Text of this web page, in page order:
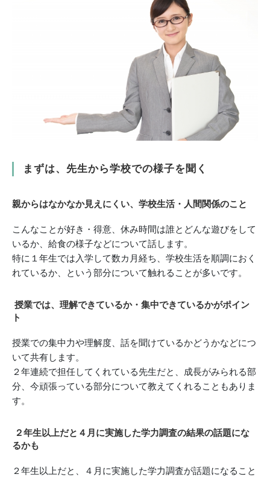
まずは、先生から学校での様子を聞く
親からはなかなか見えにくい、学校生活・人間関係のこと
こんなことが好き・得意、休み時間は誰とどんな遊びをして
いるか、給食の様子などについて話します。
特に１年生では入学して数カ月経ち、学校生活を順調におく
れているか、という部分について触れることが多いです。
授業では、理解できているか・集中できているかがポイン
ト
授業での集中力や理解度、話を聞けているかどうかなどにつ
いて共有します。
２年連続で担任してくれている先生だと、成長がみられる部
分、今頑張っている部分について教えてくれることもありま
す。
２年生以上だと４月に実施した学力調査の結果の話題にな
るかも
２年生以上だと、４月に実施した学力調査が話題になること